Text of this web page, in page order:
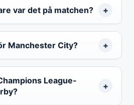
var det på matchen?
Manchester City?
League-